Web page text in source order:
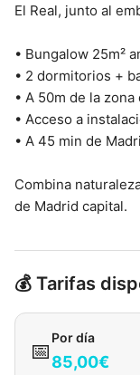
El Real, junto al
• Bungalow 25m²
• 2 dormitorios +
• A 50m de la
• Acceso a
• A 45 min de
Combina
de Madrid capital.
💰 Tarifas
📅
Por día
85,00€